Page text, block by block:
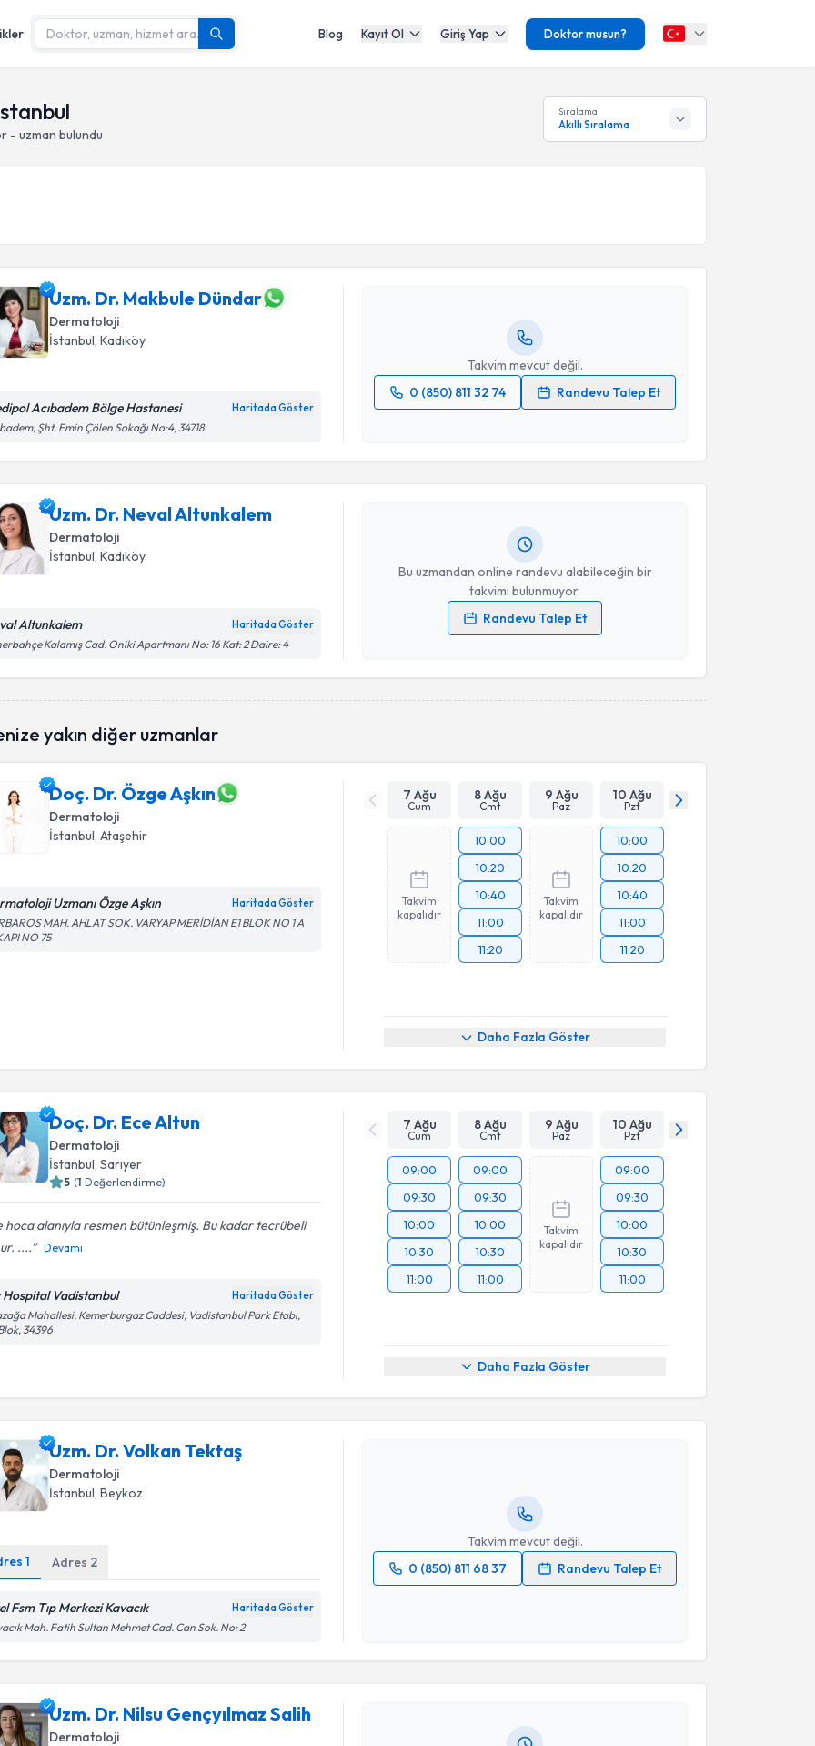
Blog Kayıt Ol Giriş Yap Doktor musun?
- uzman bulundu
Sıralama
Akıllı Sıralama
Uzm. Dr. Makbule Dündar
Dermatoloji
İstanbul, Kadıköy
Acıbadem Bölge Hastanesi Haritada Göster
Şht. Emin Çölen Sokağı No:4, 34718
Takvim mevcut değil.
0 (850) 811 32 74
Randevu Talep Et
işlenmesini kabul ediyorum.
Uzm. Dr. Neval Altunkalem
Dermatoloji
İstanbul, Kadıköy
Altunkalem Haritada Göster
Kalamış Cad. Oniki Apartmanı No: 16 Kat: 2 Daire: 4
Bu uzmandan online randevu alabileceğin bir
takvimi bulunmuyor.
Randevu Talep Et
Randevu Takvimi Talebi
Kişisel verilerimin işlenmesine ilişkinAydınlatma Metni
işlenmesini kabul ediyorum.
yakın diğer uzmanlar
Doç. Dr. Özge Aşkın
Dermatoloji
İstanbul, Ataşehir
Uzmanı Özge Aşkın Haritada Göster
MAH. AHLAT SOK. VARYAP MERİDİAN E1 BLOK NO 1 A
NO 75
7 Ağu
Cum
8 Ağu
Cmt
9 Ağu
Paz
10 Ağu
Pzt
Takvim
kapalıdır
10:00
10:20
10:40
11:00
11:20
Takvim
kapalıdır
10:00
10:20
10:40
11:00
11:20
Daha Fazla Göster
Doç. Dr. Ece Altun
Dermatoloji
İstanbul , Sarıyer
5 (1 Değerlendirme)
hoca alanıyla resmen bütünleşmiş. Bu kadar tecrübeli
....
Devamı
Hospital Vadistanbul Haritada Göster
Mahallesi, Kemerburgaz Caddesi, Vadistanbul Park Etabı,
34396
7 Ağu
Cum
8 Ağu
Cmt
9 Ağu
Paz
10 Ağu
Pzt
09:00
09:30
10:00
10:30
11:00
09:00
09:30
10:00
10:30
11:00
Takvim
kapalıdır
09:00
09:30
10:00
10:30
11:00
Daha Fazla Göster
Uzm. Dr. Volkan Tektaş
Dermatoloji
İstanbul, Beykoz
1 Adres 2
Fsm Tıp Merkezi Kavacık Haritada Göster
Mah. Fatih Sultan Mehmet Cad. Can Sok. No: 2
Takvim mevcut değil.
0 (850) 811 68 37
Randevu Talep Et
Randevu Takvimi Talebi
Takvim Talebini Gönder
Uzm. Dr. Nilsu Gençyılmaz Salih
Dermatoloji